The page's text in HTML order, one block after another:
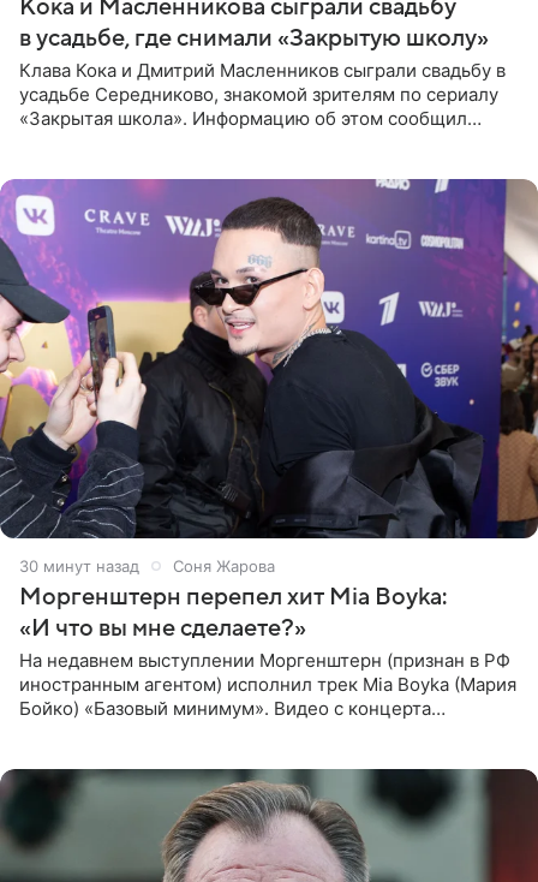
Кока и Масленникова сыграли свадьбу
в усадьбе, где снимали «Закрытую школу»
Клава Кока и Дмитрий Масленников сыграли свадьбу в
усадьбе Середниково, знакомой зрителям по сериалу
«Закрытая школа». Информацию об этом сообщил
30 минут назад Соня Жарова
Моргенштерн перепел хит Mia Boyka:
«И что вы мне сделаете?»
На недавнем выступлении Моргенштерн (признан в РФ
иностранным агентом) исполнил трек Mia Boyka (Мария
Бойко) «Базовый минимум». Видео с концерта